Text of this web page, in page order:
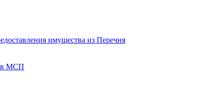
имущества из Перечня
МСП